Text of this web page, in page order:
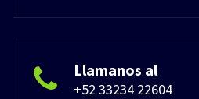
Llamanos al
+52 33234 22604